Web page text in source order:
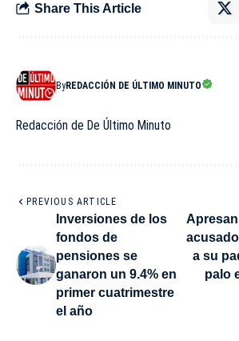
Share This Article
ByREDACCIÓN DE ÚLTIMO MINUTO
Redacción de De Último Minuto
PREVIOUS ARTICLE
Inversiones de los
fondos de
pensiones se
ganaron un 9.4% en
primer cuatrimestre
el año
a su
palo